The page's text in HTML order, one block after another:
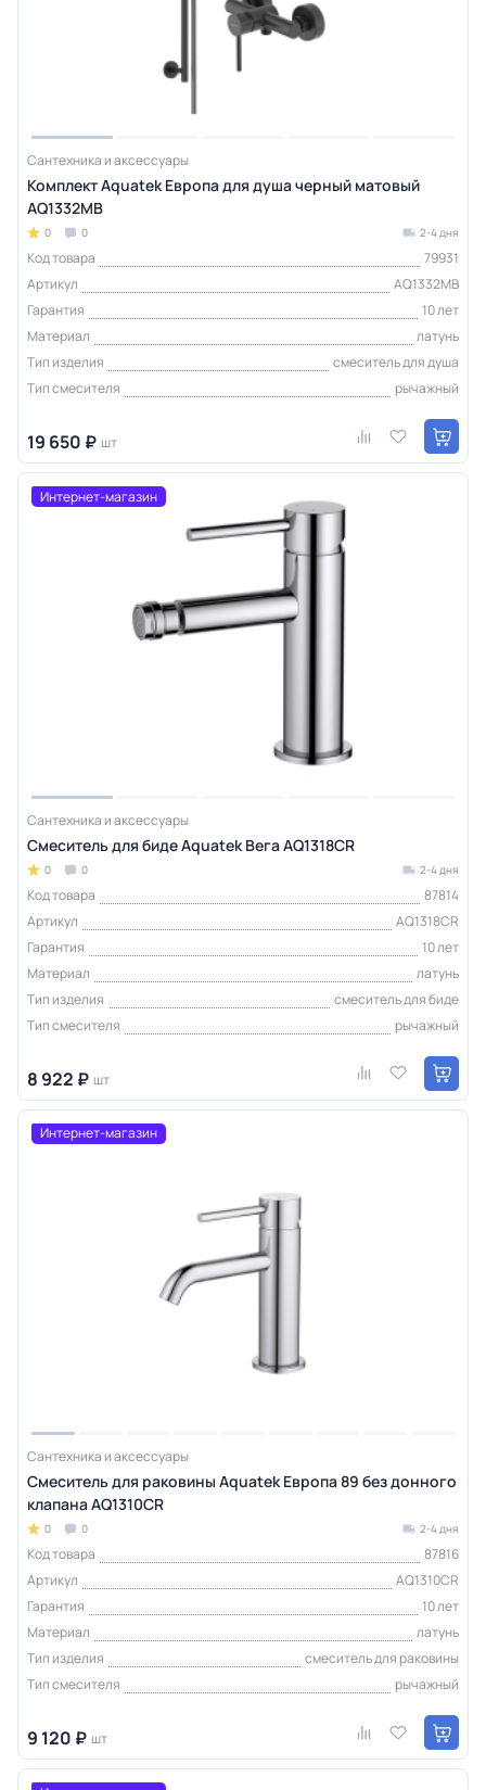
Сантехника и аксессуары
Комплект Aquatek Европа для душа черный матовый
AQ1332MB
0 0 2-4 дня
Код товара
79931
Артикул
AQ1332MB
Гарантия
10 лет
Материал
латунь
Тип изделия
смеситель для душа
Тип смесителя
рычажный
19 650 ₽ шт
Интернет-магазин
Сантехника и аксессуары
Смеситель для биде Aquatek Вега AQ1318CR
0 0 2-4 дня
Код товара
87814
Артикул
AQ1318CR
Гарантия
10 лет
Материал
латунь
Тип изделия
смеситель для биде
Тип смесителя
рычажный
8 922 ₽ шт
Интернет-магазин
Сантехника и аксессуары
Смеситель для раковины Aquatek Европа 89 без донного
клапана AQ1310CR
0 0 2-4 дня
Код товара
87816
Артикул
AQ1310CR
Гарантия
10 лет
Материал
латунь
Тип изделия
смеситель для раковины
Тип смесителя
рычажный
9 120 ₽ шт